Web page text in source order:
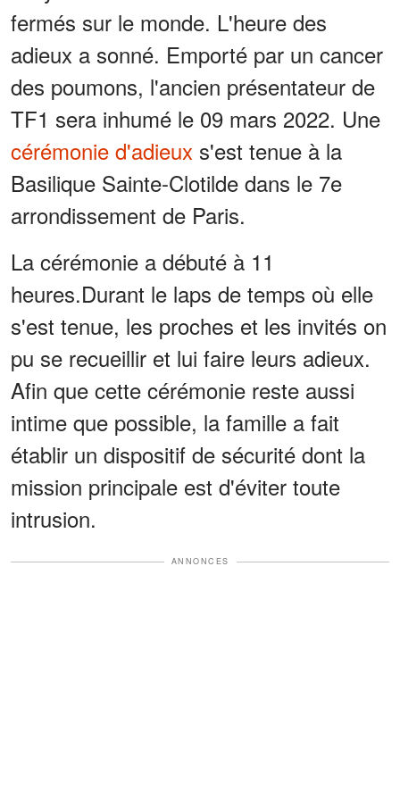
fermés sur le monde. L'heure des
adieux a sonné. Emporté par un cancer
des poumons, l'ancien présentateur de
TF1 sera inhumé le 09 mars 2022. Une
cérémonie d'adieux s'est tenue à la
Basilique Sainte-Clotilde dans le 7e
arrondissement de Paris.
La cérémonie a débuté à 11
heures.Durant le laps de temps où elle
s'est tenue, les proches et les invités on
pu se recueillir et lui faire leurs adieux.
Afin que cette cérémonie reste aussi
intime que possible, la famille a fait
établir un dispositif de sécurité dont la
mission principale est d'éviter toute
intrusion.
ANNONCES